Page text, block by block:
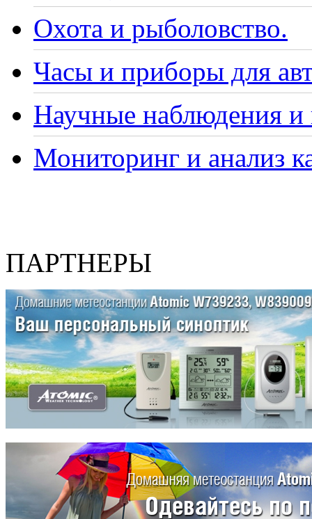
Охота и рыболовство.
Часы и приборы для
Научные наблюдения и
Мониторинг и анализ
ПАРТНЕРЫ